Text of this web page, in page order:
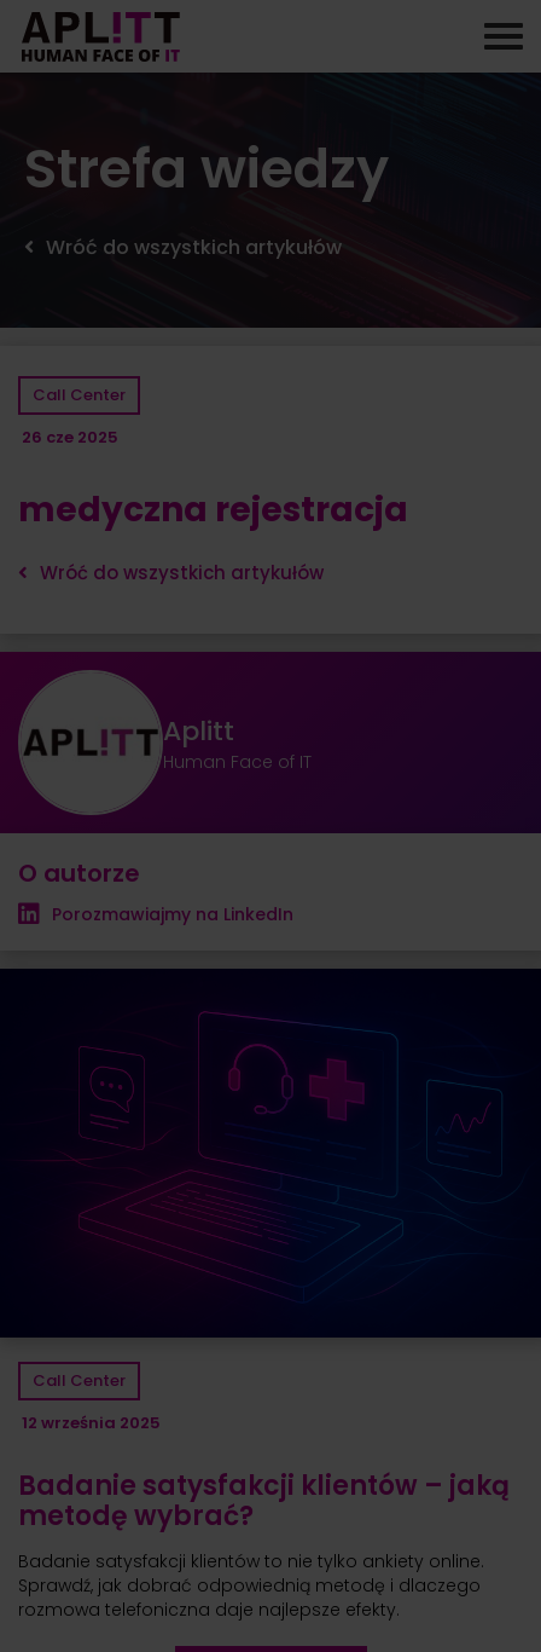
Skip
content
Strefa wiedzy
Wróć do wszystkich artykułów
Call Center
26 cze 2025
medyczna rejestracja
Wróć do wszystkich artykułów
Aplitt
Human Face of IT
O autorze
Porozmawiajmy na LinkedIn
Call Center
12 września 2025
Badanie satysfakcji klientów – jaką
metodę wybrać?
Badanie satysfakcji klientów to nie tylko ankiety online.
Sprawdź, jak dobrać odpowiednią metodę i dlaczego
rozmowa telefoniczna daje najlepsze efekty.